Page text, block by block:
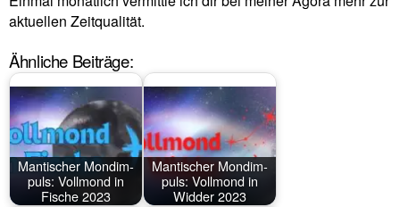
aktu­ellen Zeitqualität.
Ähnliche Beiträge:
Man­ti­scher Mond­im­
puls: Voll­mond in
Fische 2023
Man­ti­scher Mond­im­
puls: Voll­mond in
Widder 2023